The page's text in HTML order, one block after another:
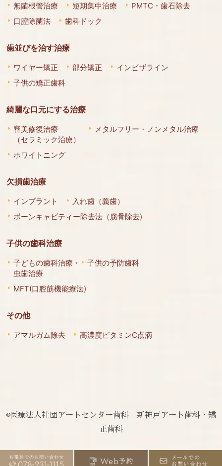
無菌根管治療
短期集中治療
PMTC・歯石除去
口腔除菌法
歯科ドック
歯並びを治す治療
ワイヤー矯正 部分矯正
インビザライン
子供の矯正歯科
綺麗な口元にする治療
審美修復治療
（セラミック治療）
メタルフリー・ノンメタル治療
ホワイトニング
欠損歯治療
インプラント
入れ歯（義歯）
ボーンキャビティー除去法（腐骨除去)
子供の歯科治療
子どもの歯科治療・
虫歯治療
子供の予防歯科
MFT(口腔筋機能療法)
その他
アマルガム除去 高濃度ビタミンC点滴
©医療法人社団アートセンター歯科 新神戸アート歯科・矯
正歯科